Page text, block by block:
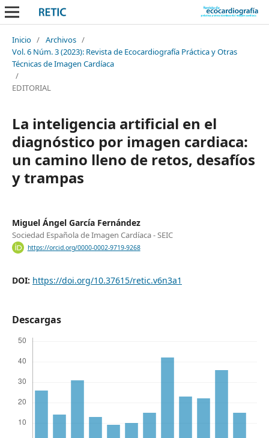
Inicio / Archivos /
Vol. 6 Núm. 3 (2023): Revista de Ecocardiografía Práctica y Otras
Técnicas de Imagen Cardíaca
/
EDITORIAL
La inteligencia artificial en el
diagnóstico por imagen cardiaca:
un camino lleno de retos, desafíos
y trampas
Miguel Ángel García Fernández
Sociedad Española de Imagen Cardíaca - SEIC
https://orcid.org/0000-0002-9719-9268
DOI: https://doi.org/10.37615/retic.v6n3a1
Descargas